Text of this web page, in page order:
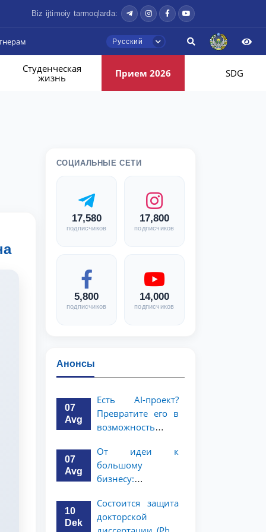
Biz ijtimoiy tarmoqlarda:
Русский
Студенческая
жизнь
Прием 2026 SDG
СОЦИАЛЬНЫЕ СЕТИ
17,580
подписчиков
17,800
подписчиков
5,800
подписчиков
14,000
подписчиков
Анонсы
07
Avg
Есть AI-проект?
Превратите его в
возможность
миллион
долларов!
07
Avg
От идеи к
большому
бизнесу:
миллионов
долларов для
10
Dek
Состоится защита
докторской